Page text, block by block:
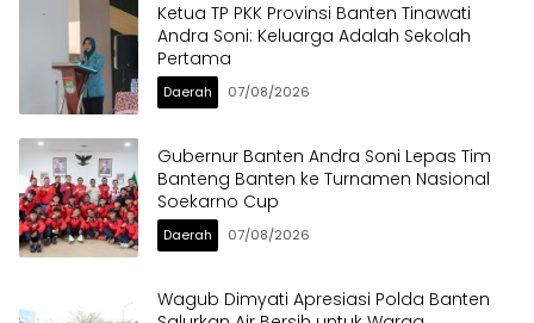
Ketua TP PKK Provinsi Banten Tinawati
Andra Soni: Keluarga Adalah Sekolah
Pertama
Daerah 07/08/2026
Gubernur Banten Andra Soni Lepas Tim
Banteng Banten ke Turnamen Nasional
Soekarno Cup
Daerah 07/08/2026
Wagub Dimyati Apresiasi Polda Banten